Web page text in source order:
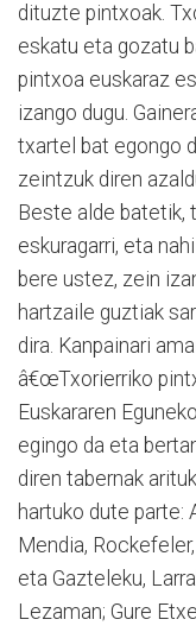
dituzte pintxoak.
eskatu eta gozatu
pintxoa euskaraz
izango dugu.
txartel bat egongo
zeintzuk diren
Beste alde batetik,
eskuragarri, eta
bere ustez, zein
hartzaile guztiak
dira. Kanpainari
â€œTxorierriko
Euskararen
egingo da eta
diren tabernak
hartuko dute parte:
Mendia,
eta Gazteleku,
Lezaman; Gure